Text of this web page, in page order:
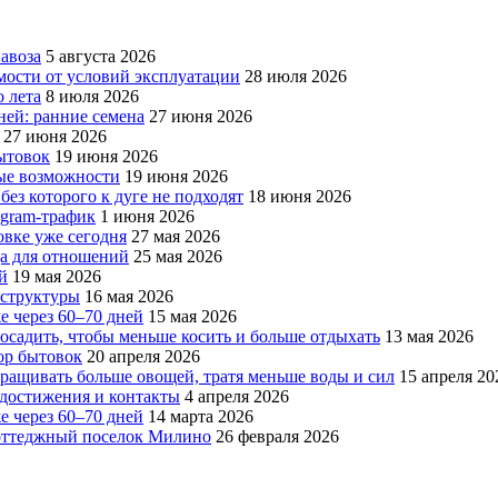
5 августа 2026
от условий эксплуатации 28 июля 2026
лета 8 июля 2026
ранние семена 27 июня 2026
27 июня 2026
19 июня 2026
возможности 19 июня 2026
которого к дуге не подходят 18 июня 2026
трафик 1 июня 2026
уже сегодня 27 мая 2026
для отношений 25 мая 2026
19 мая 2026
16 мая 2026
через 60–70 дней 15 мая 2026
чтобы меньше косить и больше отдыхать 13 мая 2026
бытовок 20 апреля 2026
больше овощей, тратя меньше воды и сил 15 апреля
и контакты 4 апреля 2026
через 60–70 дней 14 марта 2026
поселок Милино 26 февраля 2026